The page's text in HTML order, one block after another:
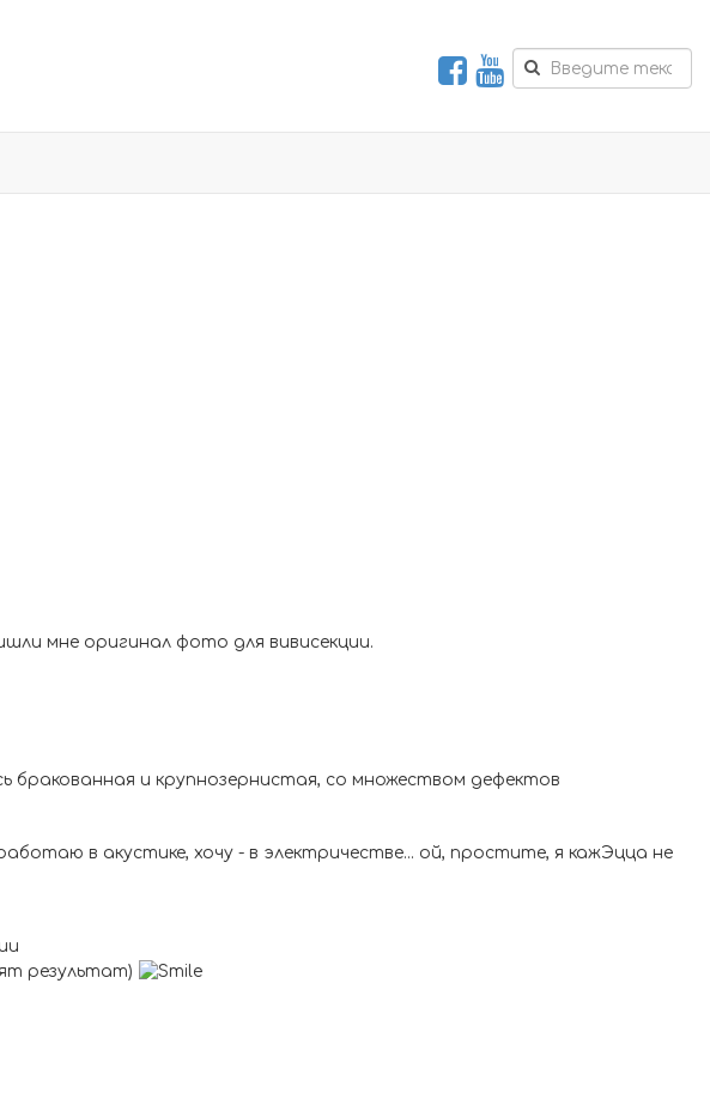
мне оригинал фото для вивисекции.
бракованная и крупнозернистая, со множеством дефектов
в акустике, хочу - в электричестве... ой, простите, я кажЭцца не
результат)